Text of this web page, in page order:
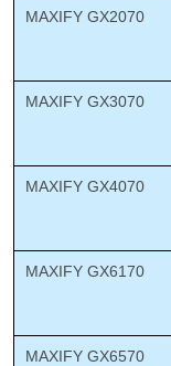
MAXIFY GX2070
MAXIFY GX3070
MAXIFY GX4070
MAXIFY GX6170
MAXIFY GX6570